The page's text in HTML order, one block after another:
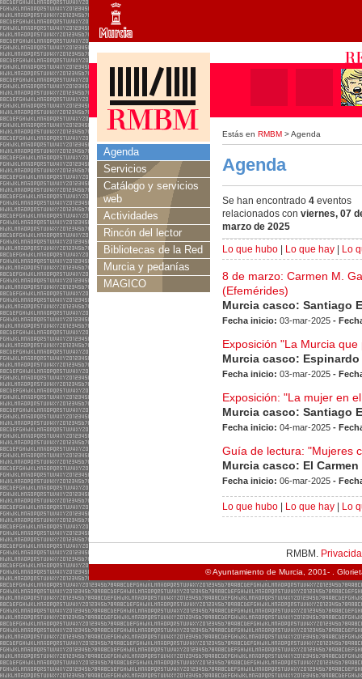
Estás en RMBM > Agenda
Agenda
Servicios
Catálogo y servicios
web
Actividades
Rincón del lector
Bibliotecas de la Red
Murcia y pedanías
MAGICO
Agenda
Se han encontrado 4 eventos
relacionados con viernes, 07
marzo de 2025
Lo que hubo
Lo que hay Lo
8 de marzo: Carmen M.
(Efemérides)
Murcia casco: Santiago
Fecha inicio: 03-mar-2025 -
Exposición "La Murcia que
Murcia casco: Espinardo
Fecha inicio: 03-mar-2025 -
Exposición: "La mujer en
Murcia casco: Santiago
Fecha inicio: 04-mar-2025 -
Guía de lectura: "Mujeres
Murcia casco: El Carmen
Fecha inicio: 06-mar-2025 -
Lo que hubo Lo que hay Lo
RMBM.
© Ayuntamiento de Murcia, 2001- .